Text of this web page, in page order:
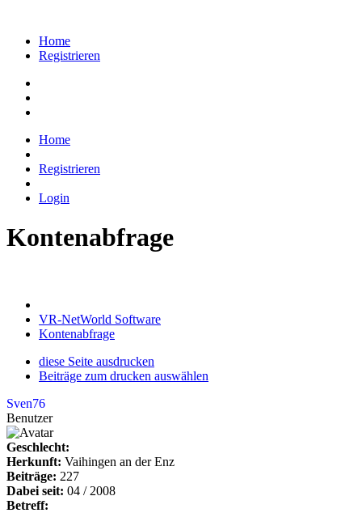
Home
Registrieren
Home
Registrieren
Login
Kontenabfrage
VR-NetWorld Software
Kontenabfrage
diese Seite ausdrucken
Beiträge zum drucken auswählen
Sven76
Benutzer
Geschlecht:
Herkunft: Vaihingen an der Enz
Beiträge: 227
Dabei seit: 04 / 2008
Betreff: